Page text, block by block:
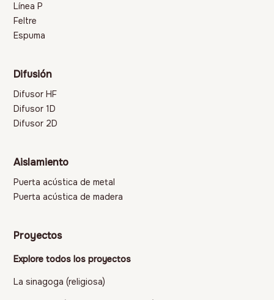
Línea P
Feltre
Espuma
Difusión
Difusor HF
Difusor 1D
Difusor 2D
Aislamiento
Puerta acústica de metal
Puerta acústica de madera
Proyectos
Explore todos los proyectos
La sinagoga (religiosa)